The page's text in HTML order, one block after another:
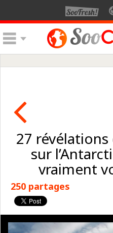
27
sur
vraiment
250 partages